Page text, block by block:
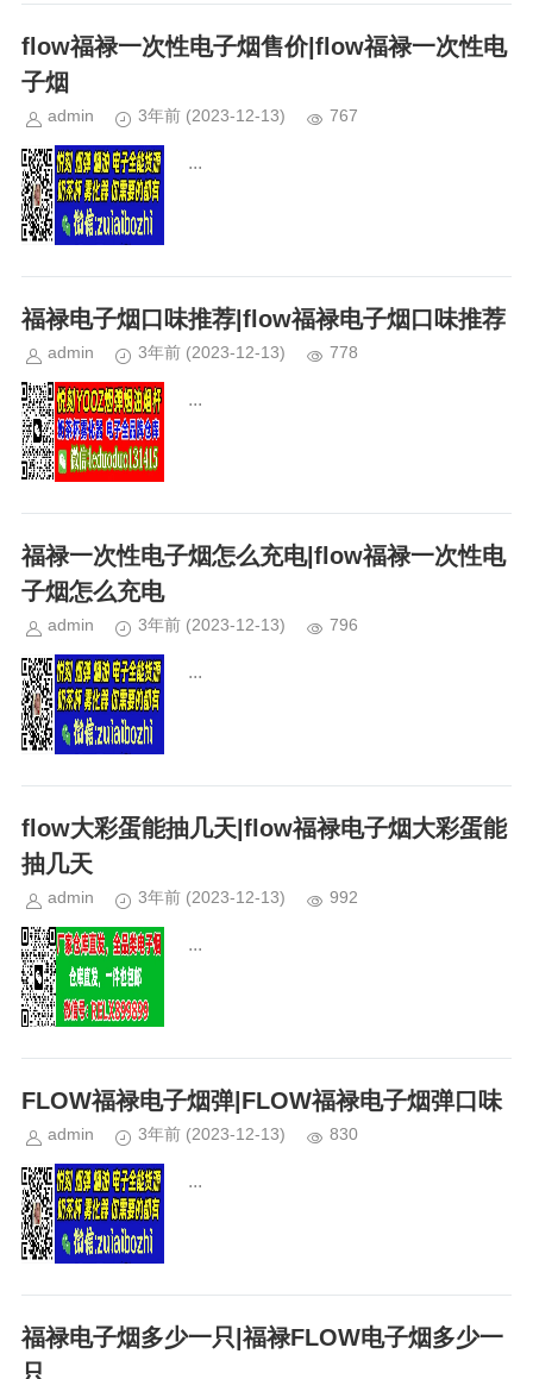
flow福禄一次性电子烟售价|flow福禄一次性电
子烟
admin 3年前 (2023-12-13) 767
...
福禄电子烟口味推荐|flow福禄电子烟口味推荐
admin 3年前 (2023-12-13) 778
...
福禄一次性电子烟怎么充电|flow福禄一次性电
子烟怎么充电
admin 3年前 (2023-12-13) 796
...
flow大彩蛋能抽几天|flow福禄电子烟大彩蛋能
抽几天
admin 3年前 (2023-12-13) 992
...
FLOW福禄电子烟弹|FLOW福禄电子烟弹口味
admin 3年前 (2023-12-13) 830
...
福禄电子烟多少一只|福禄FLOW电子烟多少一
只